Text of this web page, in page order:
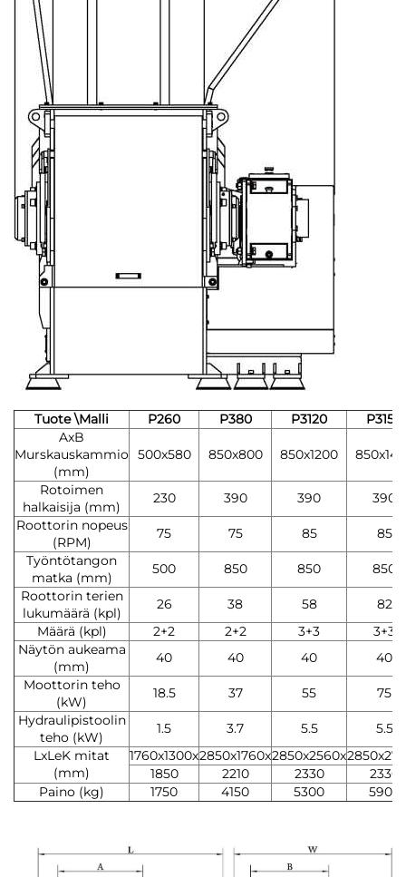
Tuote \Malli P260 P380 P3120
P3150
AxB
Murskauskammio
(mm)
500x580 850x800 850x1200
Rotoimen
halkaisija (mm)
230 390 390
390
Roottorin nopeus
(RPM)
75 75 85
85
Työntötangon
matka (mm)
500 850 850
850
Roottorin terien
lukumäärä (kpl)
26 38 58
82
Määrä (kpl)
2+2 2+2 3+3
3+3
Näytön aukeama
(mm)
40 40 40
40
Moottorin teho
(kW)
18.5 37 55
75
Hydraulipistoolin
teho (kW)
1.5 3.7 5.5
5.5
LxLeK mitat
(mm)
1760x1300x2850x1760x2850x2560x
1850
2210 2330
2330
Paino (kg)
1750 4150 5300 5900